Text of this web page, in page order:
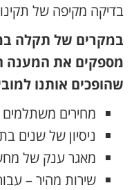
בדיקה מקיפה של
מספקים את המענה
שהופכים אותנו
מחירים משתלמים
ניסיון של שנים
מאגר ענק של
שירות מהיר –